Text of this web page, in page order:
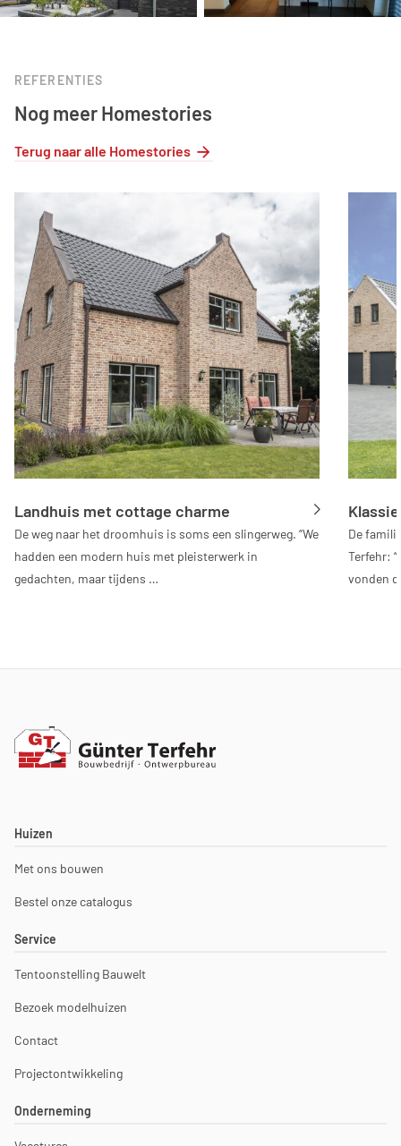
REFERENTIES
Nog meer Homestories
Terug naar alle Homestories
Landhuis met cottage charme
De weg naar het droomhuis is soms een slingerweg. “We
hadden een modern huis met pleisterwerk in
gedachten, maar tijdens …
De
Terfehr:
vonden
Huizen
Met ons bouwen
Bestel onze catalogus
Service
Tentoonstelling Bauwelt
Bezoek modelhuizen
Contact
Projectontwikkeling
Onderneming